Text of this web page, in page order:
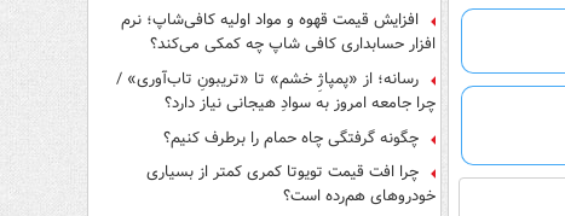
افزایش قیمت قهوه و مواد اولیه کافی‌شاپ؛ نرم
افزار حسابداری کافی شاپ چه کمکی می‌کند؟
رسانه؛ از «پمپاژِ خشم» تا «تریبونِ تاب‌آوری» /
چرا جامعه امروز به سوادِ هیجانی نیاز دارد؟
چگونه گرفتگی چاه حمام را برطرف کنیم؟
چرا افت قیمت تویوتا کمری کمتر از بسیاری
خودروهای هم‌رده است؟